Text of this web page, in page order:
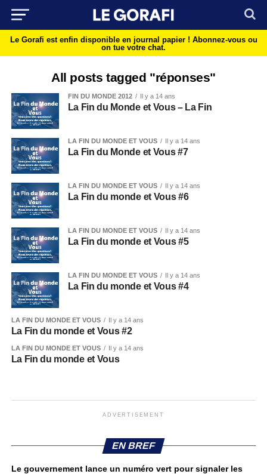
Le Gorafi est enfin disponible en journal papier ! Abonnez-vous ou
on tue votre chat.
All posts tagged "réponses"
FIN DU MONDE 2012 Il y a 14 ans
La Fin du Monde et Vous – La Fin
LA FIN DU MONDE ET VOUS Il y a 14 ans
La Fin du Monde et Vous #7
LA FIN DU MONDE ET VOUS Il y a 14 ans
La Fin du monde et Vous #6
LA FIN DU MONDE ET VOUS Il y a 14 ans
La Fin du monde et Vous #5
LA FIN DU MONDE ET VOUS Il y a 14 ans
La Fin du monde et Vous #4
LA FIN DU MONDE ET VOUS Il y a 14 ans
La Fin du monde et Vous #2
LA FIN DU MONDE ET VOUS Il y a 14 ans
La Fin du monde et Vous
ADVERTISEMENT
EN BREF
Le gouvernement lance un numéro vert pour signaler les